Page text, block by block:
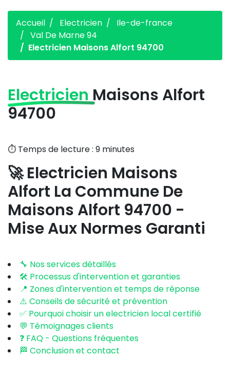
Accueil Electricien
Ile-de-france
Val De Marne 94
Electricien Maisons Alfort 94700
Electricien Maisons Alfort
94700
⏱️ Temps de lecture : 9 minutes
🚀 Electricien Maisons
Alfort La Commune De
Maisons Alfort 94700 -
Mise Aux Normes Garanti
🔧 Nos services détaillés
🛠️ Processus d'intervention et garanties
📍 Zones d'intervention et temps de réponse
⚠️ Conseils de sécurité et prévention
✅ Pourquoi choisir un electricien local certifié
💬 Témoignages clients
❓ FAQ - Questions fréquentes
🏁 Conclusion et contact